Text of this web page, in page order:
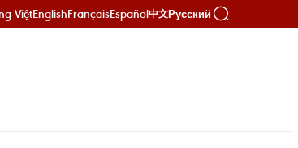
ViệtEnglishFrançaisEspañol中文Русский